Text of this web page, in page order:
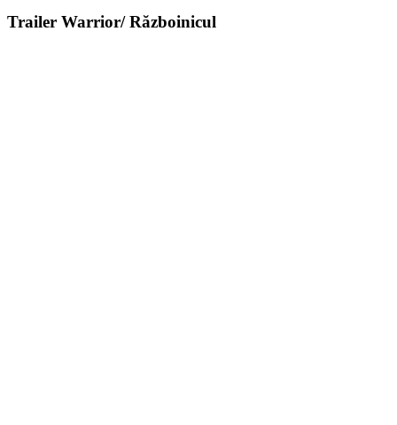
Trailer Warrior/ Războinicul